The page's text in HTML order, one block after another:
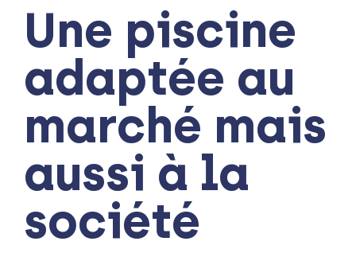
Une piscine
adaptée au
marché mais
aussi à la
société